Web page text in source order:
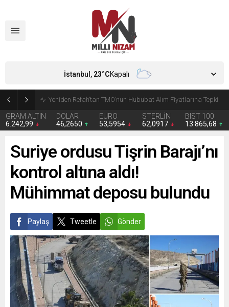
CHP’de Günaydın ve Başarır’ın grup başkanvekilliği düştü
GRAM ALTIN
6.242,99
DOLAR
46,2650
EURO
53,5954
STERLİN
62,0917
BIST 100
13.865,68
İstanbul, 23°CKapalı
Suriye ordusu Tişrin Barajı’nı
kontrol altına aldı!
Mühimmat deposu bulundu
Paylaş Tweetle Gönder